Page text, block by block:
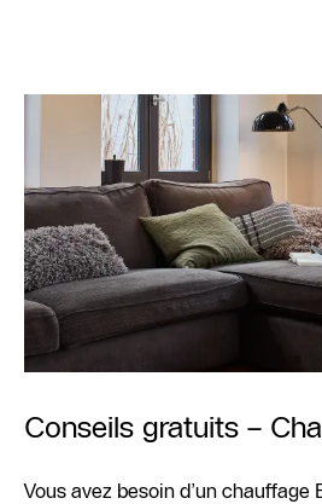
Conseils gratuits –
Vous avez besoin d’un chauffage